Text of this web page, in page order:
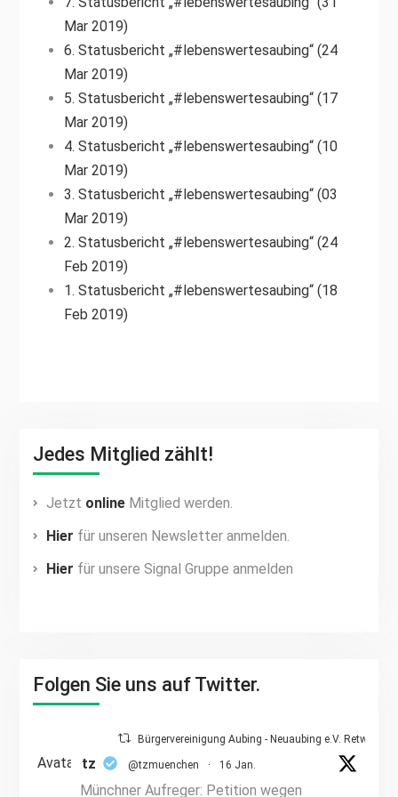
Mar 2019)
6. Statusbericht „#lebenswertesaubing“ (24
Mar 2019)
5. Statusbericht „#lebenswertesaubing“ (17
Mar 2019)
4. Statusbericht „#lebenswertesaubing“ (10
Mar 2019)
3. Statusbericht „#lebenswertesaubing“ (03
Mar 2019)
2. Statusbericht „#lebenswertesaubing“ (24
Feb 2019)
1. Statusbericht „#lebenswertesaubing“ (18
Feb 2019)
Jedes Mitglied zählt!
Jetzt onlineMitglied werden.
Hier für unseren Newsletter anmelden.
Hier für unsere Signal Gruppe anmelden
Folgen Sie uns auf Twitter.
Bürgervereinigung Aubing - Neuaubing e.V. Retweetet
Avatar tz @tzmuenchen · 16 Jan.
Münchner Aufreger: Petition wegen